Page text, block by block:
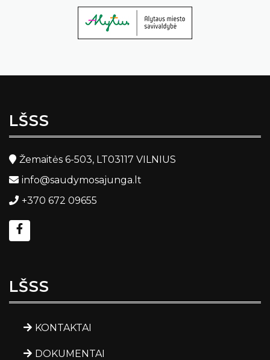
LŠSS
Žemaitės 6-503, LT03117 VILNIUS
info@saudymosajunga.lt
+370 672 09655
LŠSS
KONTAKTAI
DOKUMENTAI